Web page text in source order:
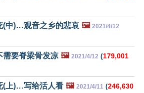
(中)…观音之乡的悲哀 🖼️ 2021/4/12
需要脊梁骨发凉 🖼️ 2021/4/12 (179,001
(上)…写给活人看 🖼️ 2021/4/11 (246,630